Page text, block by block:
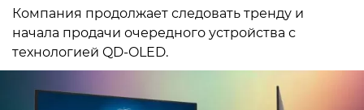
Компания продолжает следовать тренду и
начала продачи очередного устройства с
технологией QD-OLED.